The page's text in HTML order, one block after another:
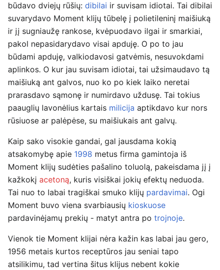
būdavo dviejų rūšių: dibilai ir suvisam idiotai. Tai dibilai
suvarydavo Moment klijų tūbelę į polietileninį maišiuką
ir jį sugniaužę rankose, kvėpuodavo ilgai ir smarkiai,
pakol nepasidarydavo visai apduję. O po to jau
būdami apduję, valkiodavosi gatvėmis, nesuvokdami
aplinkos. O kur jau suvisam idiotai, tai užsimaudavo tą
maišiuką ant galvos, nuo ko po kiek laiko neretai
prarasdavo sąmonę ir numirdavo uždusę. Tai tokius
paauglių lavonėlius kartais milicija aptikdavo kur nors
rūsiuose ar palėpėse, su maišiukais ant galvų.
Kaip sako visokie gandai, gal jausdama kokią
atsakomybę apie 1998 metus firma gamintoja iš
Moment klijų sudėties pašalino toluolą, pakeisdama jį į
kažkokį acetoną, kuris visiškai jokių efektų neduoda.
Tai nuo to labai tragiškai smuko klijų pardavimai. Ogi
Moment buvo viena svarbiausių kioskuose
pardavinėjamų prekių - matyt antra po trojnoje.
Vienok tie Moment klijai nėra kažin kas labai jau gero,
1956 metais kurtos receptūros jau seniai tapo
atsilikimu, tad vertina šitus klijus nebent kokie